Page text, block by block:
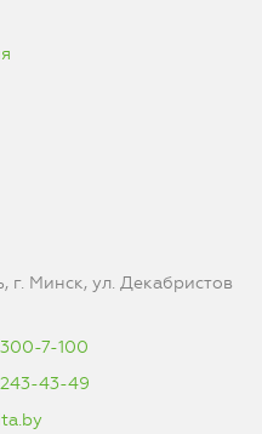
г. Минск, ул. Декабристов
300-7-100
243-43-49